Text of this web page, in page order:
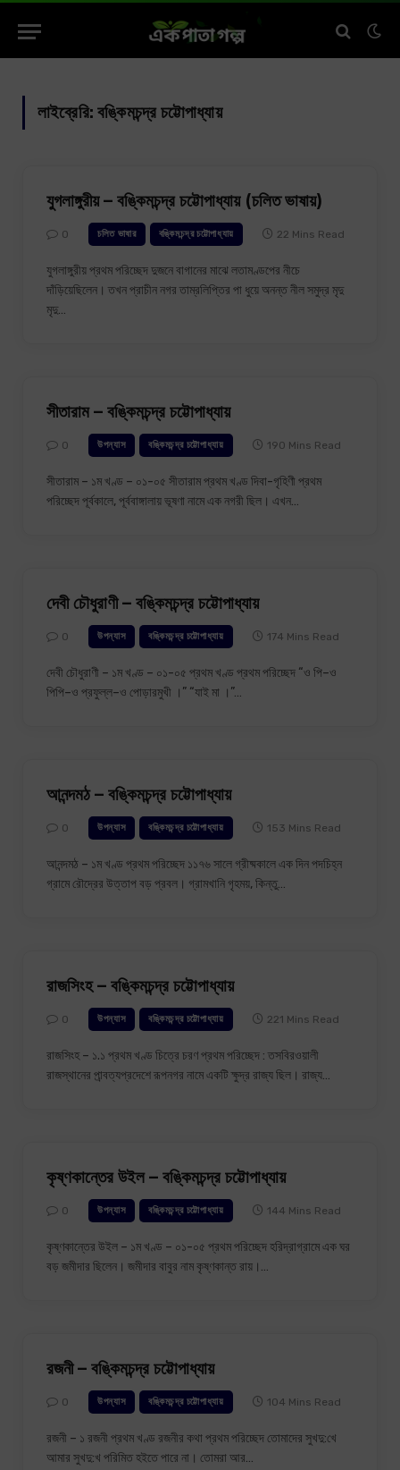
লাইব্রেরি:বঙ্কিমচন্দ্র চট্টোপাধ্যায়
যুগলাঙ্গুরীয় – বঙ্কিমচন্দ্র চট্টোপাধ্যায় (চলিত ভাষায়)
0 চলিত ভাষার বঙ্কিমচন্দ্র চট্টোপাধ্যায় 22 Mins Read
যুগলাঙ্গুরীয় প্রথম পরিচ্ছেদ দুজনে বাগানের মাঝে লতামণ্ডপের নীচে
দাঁড়িয়েছিলেন। তখন প্রাচীন নগর তাম্রলিপ্তির পা ধুয়ে অনন্ত নীল সমুদ্র মৃদু
মৃদু…
সীতারাম – বঙ্কিমচন্দ্র চট্টোপাধ্যায়
0 উপন্যাস বঙ্কিমচন্দ্র চট্টোপাধ্যায় 190 Mins Read
সীতারাম – ১ম খণ্ড – ০১-০৫ সীতারাম প্রথম খণ্ড দিবা-গৃহিণী প্রথম
পরিচ্ছেদ পূর্বকালে, পূর্ববাঙ্গালায় ভূষণা নামে এক নগরী ছিল। এখন…
দেবী চৌধুরাণী – বঙ্কিমচন্দ্র চট্টোপাধ্যায়
0 উপন্যাস বঙ্কিমচন্দ্র চট্টোপাধ্যায় 174 Mins Read
দেবী চৌধুরাণী – ১ম খণ্ড – ০১-০৫ প্রথম খণ্ড প্রথম পরিচ্ছেদ “ও পি–ও
পিপি–ও প্রফুল্ল–ও পোড়ারমুখী ।” “যাই মা ।”…
আনন্দমঠ – বঙ্কিমচন্দ্র চট্টোপাধ্যায়
0 উপন্যাস বঙ্কিমচন্দ্র চট্টোপাধ্যায় 153 Mins Read
আনন্দমঠ – ১ম খণ্ড প্রথম পরিচ্ছেদ ১১৭৬ সালে গ্রীষ্মকালে এক দিন পদচিহ্ন
গ্রামে রৌদ্রের উত্তাপ বড় প্রবল। গ্রামখানি গৃহময়, কিন্তু…
রাজসিংহ – বঙ্কিমচন্দ্র চট্টোপাধ্যায়
0 উপন্যাস বঙ্কিমচন্দ্র চট্টোপাধ্যায় 221 Mins Read
রাজসিংহ – ১.১ প্রথম খণ্ড চিত্রে চরণ প্রথম পরিচ্ছেদ : তসবিরওয়ালী
রাজস্থানের পার্‍বত্যপ্রদেশে রূপনগর নামে একটি ক্ষুদ্র রাজ্য ছিল। রাজ্য…
কৃষ্ণকান্তের উইল – বঙ্কিমচন্দ্র চট্টোপাধ্যায়
0 উপন্যাস বঙ্কিমচন্দ্র চট্টোপাধ্যায় 144 Mins Read
কৃষ্ণকান্তের উইল – ১ম খণ্ড – ০১-০৫ প্রথম পরিচ্ছেদ হরিদ্রাগ্রামে এক ঘর
বড় জমীদার ছিলেন। জমীদার বাবুর নাম কৃষ্ণকান্ত রায়।…
রজনী – বঙ্কিমচন্দ্র চট্টোপাধ্যায়
0 উপন্যাস বঙ্কিমচন্দ্র চট্টোপাধ্যায় 104 Mins Read
রজনী – ১ রজনী প্রথম খণ্ড রজনীর কথা প্রথম পরিচ্ছেদ তোমাদের সুখদু:খে
আমার সুখদু:খ পরিমিত হইতে পারে না। তোমরা আর…